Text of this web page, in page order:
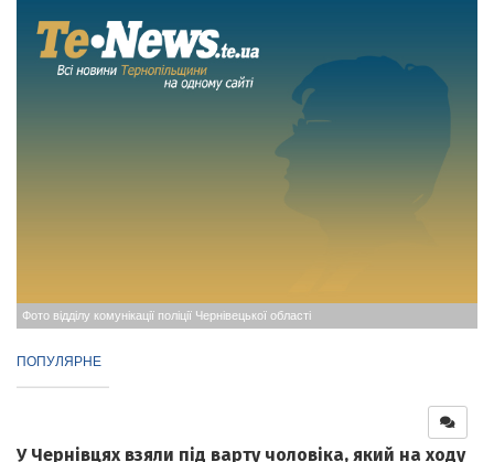
Фото відділу комунікації поліції Чернівецької області
ПОПУЛЯРНЕ
У Чернівцях взяли під варту чоловіка, який на ходу